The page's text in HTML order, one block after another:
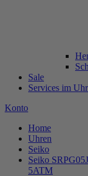
Sale
Services im
Konto
Home
Uhren
Seiko
Seiko
5ATM